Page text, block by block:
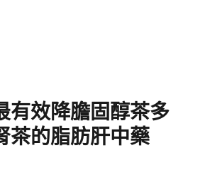
有效降膽固醇茶多
茶的脂肪肝中藥